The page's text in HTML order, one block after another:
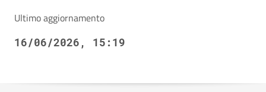
Ultimo aggiornamento
16/06/2026, 15:19